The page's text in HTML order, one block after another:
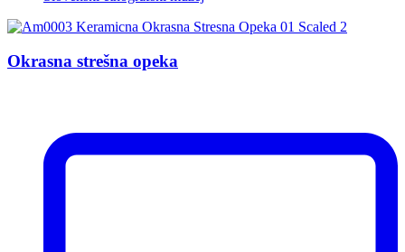
Okrasna strešna opeka